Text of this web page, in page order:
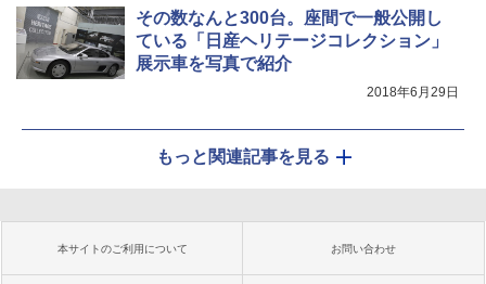
その数なんと300台。座間で一般公開し
ている「日産ヘリテージコレクション」
展示車を写真で紹介
2018年6月29日
もっと関連記事を見る
本サイトのご利用について お問い合わせ